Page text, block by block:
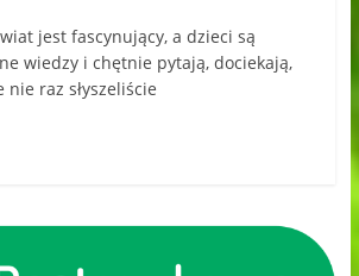
jest fascynujący, a dzieci są
wiedzy i chętnie pytają, dociekają,
nie raz słyszeliście